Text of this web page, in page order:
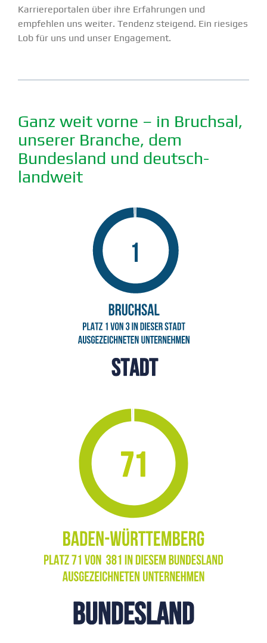
Karrie­re­por­talen über ihre Erfah­rungen und
empfehlen uns weiter. Tendenz steigend. Ein riesiges
Lob für uns und unser Engagement.
Ganz weit vorne – in Bruchsal,
unserer Branche, dem
Bundesland und deutsch­
landweit